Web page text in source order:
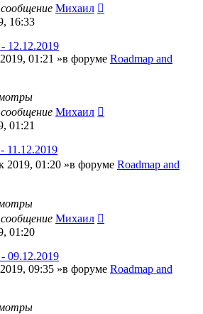
Михаил
16:33
12.12.2019
01:21 »в форуме Roadmap and
Михаил
01:21
11.12.2019
2019, 01:20 »в форуме Roadmap and
Михаил
01:20
09.12.2019
09:35 »в форуме Roadmap and